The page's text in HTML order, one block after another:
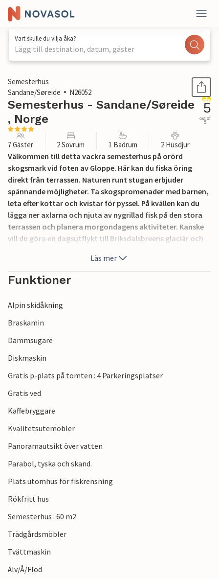
Vart skulle du vilja åka?
Lägg till destination, datum, gäster
1 / 20
Semesterhus
Sandane/Søreide
N26052
Semesterhus - Sandane/Søreide
, Norge
5
out of
5
7 Gäster 2 Sovrum 1 Badrum 2 Husdjur
Välkommen till detta vackra semesterhus på orörd
skogsmark vid foten av Gloppe. Här kan du fiska öring
direkt från terrassen. Naturen runt stugan erbjuder
spännande möjligheter. Ta skogspromenader med barnen,
leta efter kottar och kvistar för pyssel. På kvällen kan du
lägga ner axlarna och njuta av nygrillad fisk på den stora
terrassen och planera morgondagens aktiviteter. Kanske
vill du göra en dagsutflykt till Briksdalsbreens glaciär och
en spännande och äventyrlig semester i vacker norsk natur.
Läs mer
Funktioner
Alpin skidåkning
Braskamin
Dammsugare
Diskmaskin
Gratis p-plats på tomten : 4 Parkeringsplatser
Gratis ved
Kaffebryggare
Kvalitetsutemöbler
Panoramautsikt över vatten
Parabol, tyska och skand.
Plats utomhus för fiskrensning
Rökfritt hus
Semesterhus : 60 m2
Trädgårdsmöbler
Tvättmaskin
Älv/Å/Flod